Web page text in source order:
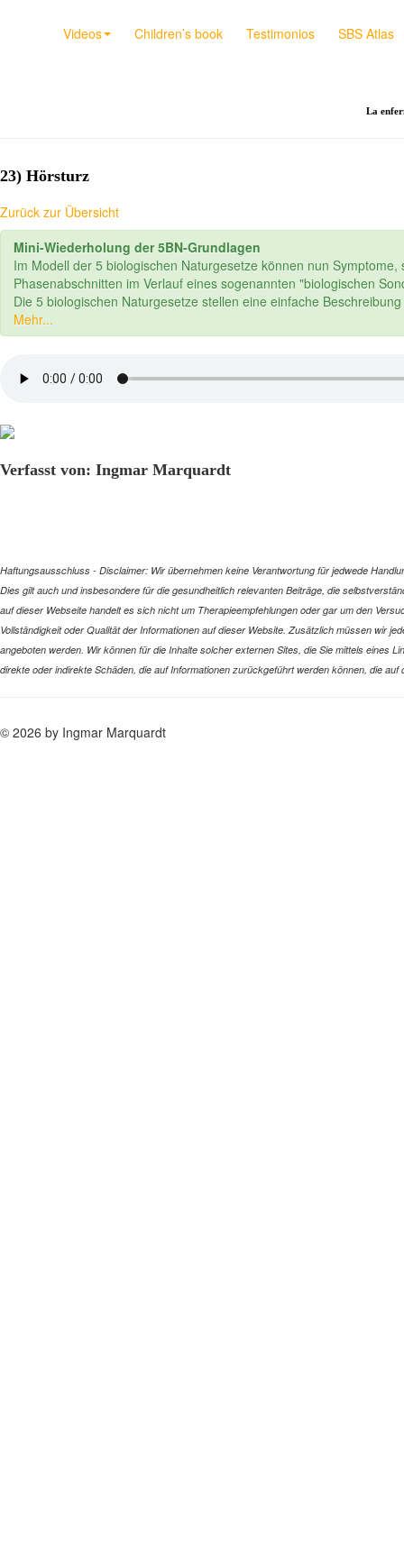
Videos Children’s book Testimonios SBS Atlas
La
23) Hörsturz
Zurück zur Übersicht
Mini-Wiederholung der 5BN-Grundlagen
Im Modell der 5 biologischen Naturgesetze können nun
Phasenabschnitten im Verlauf eines sogenannten "biologischen
Die 5 biologischen Naturgesetze stellen eine einfache
Mehr...
Verfasst von: Ingmar Marquardt
Haftungsausschluss - Disclaimer: Wir übernehmen keine Verantwortung für jedwede
Dies gilt auch und insbesondere für die gesundheitlich relevanten Beiträge, die
auf dieser Webseite handelt es sich nicht um Therapieempfehlungen oder gar um den
Vollständigkeit oder Qualität der Informationen auf dieser Website. Zusätzlich müssen wir
angeboten werden. Wir können für die Inhalte solcher externen Sites, die Sie mittels eines
direkte oder indirekte Schäden, die auf Informationen zurückgeführt werden können, die
© 2026 by Ingmar Marquardt